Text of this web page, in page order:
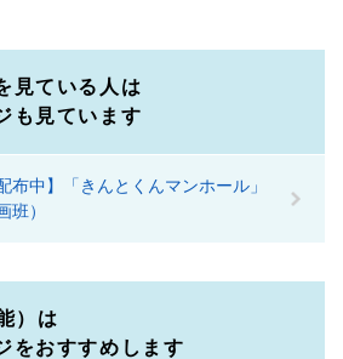
見ている人は
も見ています
布中】「きんとくんマンホール」
班）
）は
をおすすめします